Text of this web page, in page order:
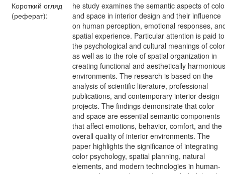
Короткий огляд
(реферат):
he study examines the semantic aspects of
and space in interior design and their influence
on human perception, emotional responses,
spatial experience. Particular attention is paid to
the psychological and cultural meanings of
as well as to the role of spatial organization in
creating functional and aesthetically harmonious
environments. The research is based on the
analysis of scientific literature, professional
publications, and contemporary interior design
projects. The findings demonstrate that color
and space are essential semantic components
that affect emotions, behavior, comfort, and the
overall quality of interior environments. The
paper highlights the significance of integrating
color psychology, spatial planning, natural
elements, and modern technologies in human-